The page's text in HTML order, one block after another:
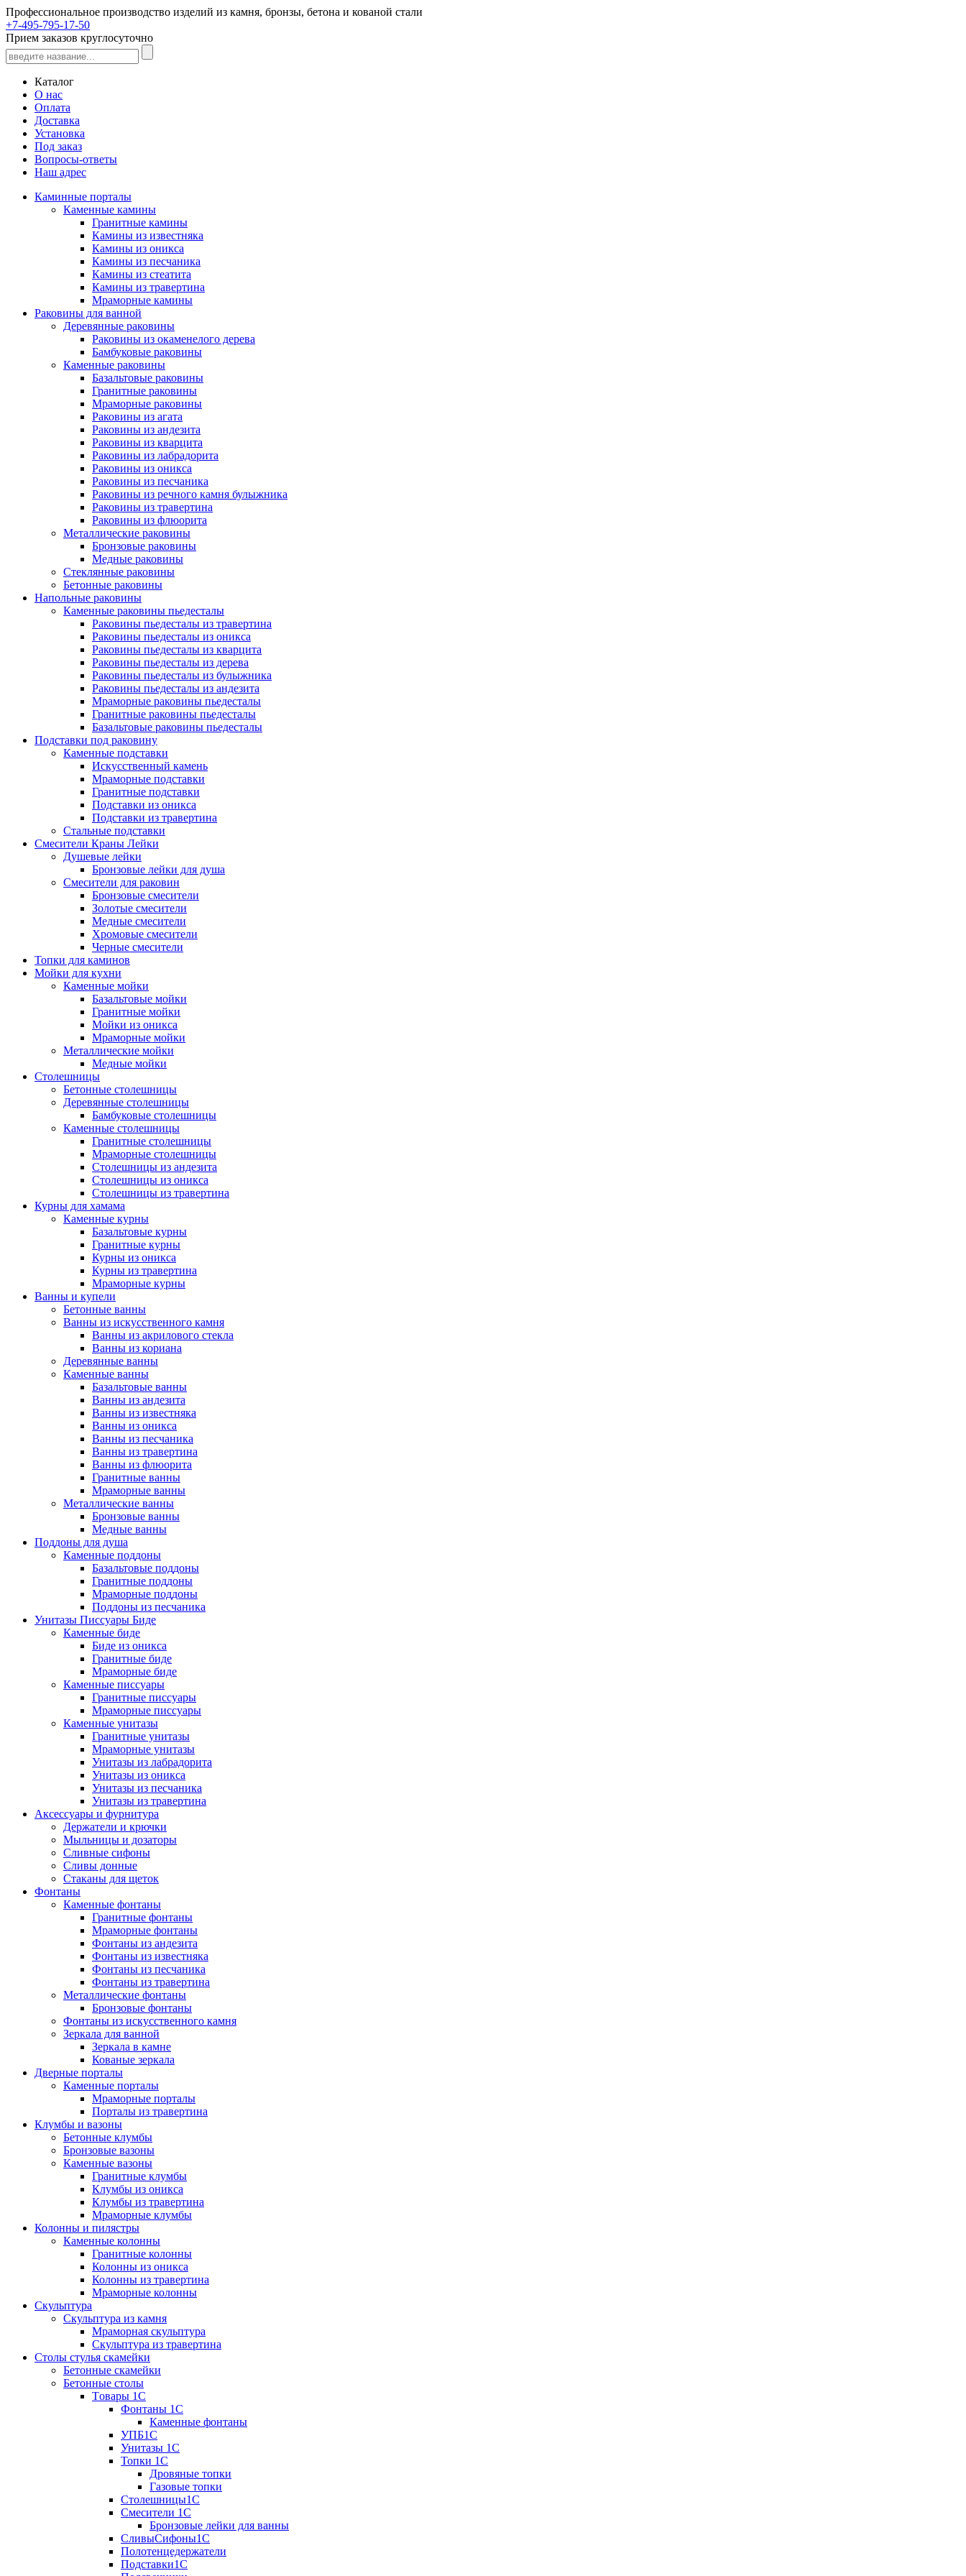
Профессиональное производство изделий из камня, бронзы, бетона и кованой стали
+7-495-795-17-50
Прием заказов круглосуточно
Каталог
О нас
Оплата
Доставка
Установка
Под заказ
Вопросы-ответы
Наш адрес
Каминные порталы
Каменные камины
Гранитные камины
Камины из известняка
Камины из оникса
Камины из песчаника
Камины из стеатита
Камины из травертина
Мраморные камины
Раковины для ванной
Деревянные раковины
Раковины из окаменелого дерева
Бамбуковые раковины
Каменные раковины
Базальтовые раковины
Гранитные раковины
Мраморные раковины
Раковины из агата
Раковины из андезита
Раковины из кварцита
Раковины из лабрадорита
Раковины из оникса
Раковины из песчаника
Раковины из речного камня булыжника
Раковины из травертина
Раковины из флюорита
Металлические раковины
Бронзовые раковины
Медные раковины
Стеклянные раковины
Бетонные раковины
Напольные раковины
Каменные раковины пьедесталы
Раковины пьедесталы из травертина
Раковины пьедесталы из оникса
Раковины пьедесталы из кварцита
Раковины пьедесталы из дерева
Раковины пьедесталы из булыжника
Раковины пьедесталы из андезита
Мраморные раковины пьедесталы
Гранитные раковины пьедесталы
Базальтовые раковины пьедесталы
Подставки под раковину
Каменные подставки
Искусственный камень
Мраморные подставки
Гранитные подставки
Подставки из оникса
Подставки из травертина
Стальные подставки
Смесители Краны Лейки
Душевые лейки
Бронзовые лейки для душа
Смесители для раковин
Бронзовые смесители
Золотые смесители
Медные смесители
Хромовые смесители
Черные смесители
Топки для каминов
Мойки для кухни
Каменные мойки
Базальтовые мойки
Гранитные мойки
Мойки из оникса
Мраморные мойки
Металлические мойки
Медные мойки
Столешницы
Бетонные столешницы
Деревянные столешницы
Бамбуковые столешницы
Каменные столешницы
Гранитные столешницы
Мраморные столешницы
Столешницы из андезита
Столешницы из оникса
Столешницы из травертина
Курны для хамама
Каменные курны
Базальтовые курны
Гранитные курны
Курны из оникса
Курны из травертина
Мраморные курны
Ванны и купели
Бетонные ванны
Ванны из искусственного камня
Ванны из акрилового стекла
Ванны из кориана
Деревянные ванны
Каменные ванны
Базальтовые ванны
Ванны из андезита
Ванны из известняка
Ванны из оникса
Ванны из песчаника
Ванны из травертина
Ванны из флюорита
Гранитные ванны
Мраморные ванны
Металлические ванны
Бронзовые ванны
Медные ванны
Поддоны для душа
Каменные поддоны
Базальтовые поддоны
Гранитные поддоны
Мраморные поддоны
Поддоны из песчаника
Унитазы Писсуары Биде
Каменные биде
Биде из оникса
Гранитные биде
Мраморные биде
Каменные писсуары
Гранитные писсуары
Мраморные писсуары
Каменные унитазы
Гранитные унитазы
Мраморные унитазы
Унитазы из лабрадорита
Унитазы из оникса
Унитазы из песчаника
Унитазы из травертина
Аксессуары и фурнитура
Держатели и крючки
Мыльницы и дозаторы
Сливные сифоны
Сливы донные
Стаканы для щеток
Фонтаны
Каменные фонтаны
Гранитные фонтаны
Мраморные фонтаны
Фонтаны из андезита
Фонтаны из известняка
Фонтаны из песчаника
Фонтаны из травертина
Металлические фонтаны
Бронзовые фонтаны
Фонтаны из искусственного камня
Зеркала для ванной
Зеркала в камне
Кованые зеркала
Дверные порталы
Каменные порталы
Мраморные порталы
Порталы из травертина
Клумбы и вазоны
Бетонные клумбы
Бронзовые вазоны
Каменные вазоны
Гранитные клумбы
Клумбы из оникса
Клумбы из травертина
Мраморные клумбы
Колонны и пилястры
Каменные колонны
Гранитные колонны
Колонны из оникса
Колонны из травертина
Мраморные колонны
Скульптура
Скульптура из камня
Мраморная скульптура
Скульптура из травертина
Столы стулья скамейки
Бетонные скамейки
Бетонные столы
Tовары 1C
Фонтаны 1C
Каменные фонтаны
УПБ1С
Унитазы 1С
Топки 1С
Дровяные топки
Газовые топки
Столешницы1С
Смесители 1С
Бронзовые лейки для ванны
СливыСифоны1С
Полотенцедержатели
Подставки1С